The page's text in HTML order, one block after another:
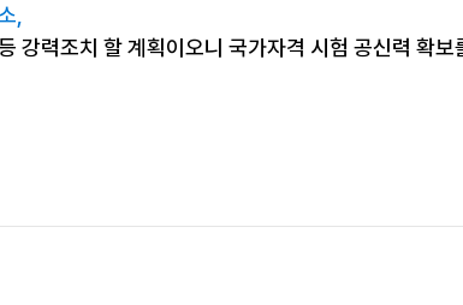
,
강력조치 할 계획이오니 국가자격 시험 공신력 확